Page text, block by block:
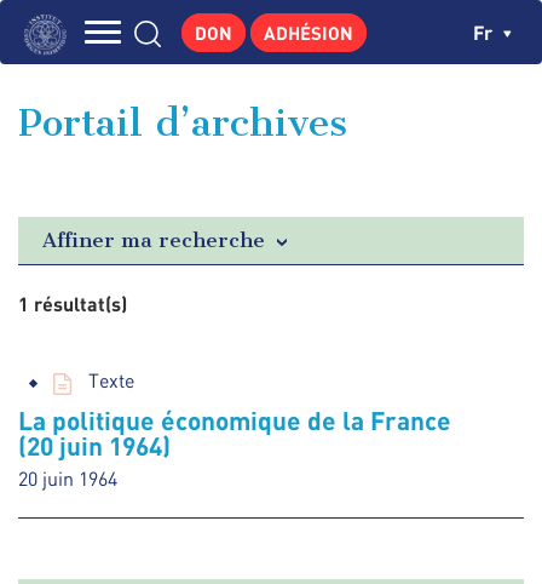
Aller
principale
GEORGES POMPIDOU
PUBLICATIONS
ACTUALITÉS
DON ADHÉSION Fr
Portail d’archives
Affiner ma recherche
1 résultat(s)
Texte
La politique économique de la France
(20 juin 1964)
20 juin 1964
Panneau de gestion des cookies